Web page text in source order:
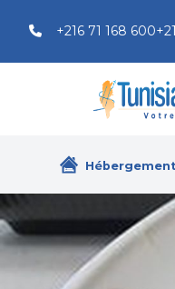
+216 71 168 600
Hébergement